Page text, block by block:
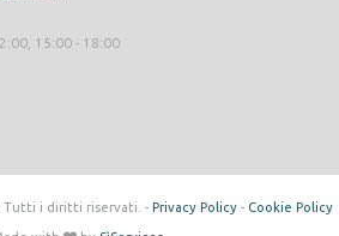
15:00 - 18:00
Tutti i diritti riservati. - Privacy Policy- Cookie Policy